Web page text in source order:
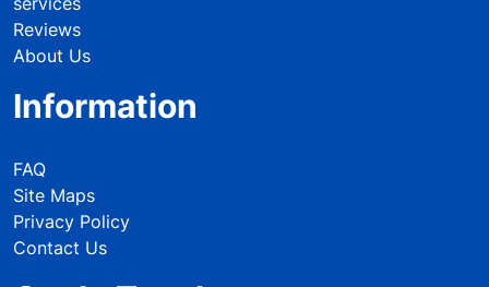
Reviews
About Us
Information
FAQ
Site Maps
Privacy Policy
Contact Us